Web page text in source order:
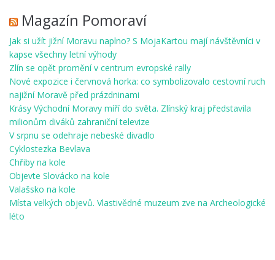
Magazín Pomoraví
Jak si užít jižní Moravu naplno? S MojaKartou mají návštěvníci v
kapse všechny letní výhody
Zlín se opět promění v centrum evropské rally
Nové expozice i červnová horka: co symbolizovalo cestovní ruch
najižní Moravě před prázdninami
Krásy Východní Moravy míří do světa. Zlínský kraj představila
milionům diváků zahraniční televize
V srpnu se odehraje nebeské divadlo
Cyklostezka Bevlava
Chřiby na kole
Objevte Slovácko na kole
Valašsko na kole
Místa velkých objevů. Vlastivědné muzeum zve na Archeologické
léto